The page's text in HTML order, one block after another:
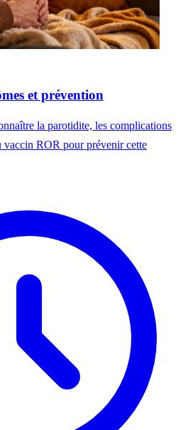
et prévention
la parotidite, les complications
vaccin ROR pour prévenir cette